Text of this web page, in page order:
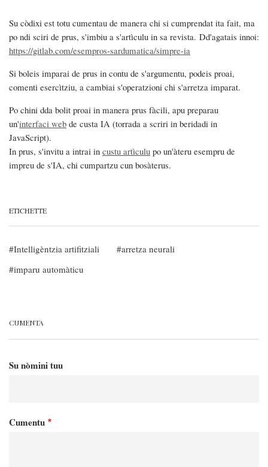
Su còdixi est totu cumentau de manera chi si cumprendat ita fait, ma
po ndi sciri de prus, s'imbiu a s'artìculu in sa revista. Dd'agatais innoi:
https://gitlab.com/esempros-sardumatica/simpre-ia
Si boleis imparai de prus in contu de s'argumentu, podeis proai,
comenti esercìtziu, a cambiai s'operatzioni chi s'arretza imparat.
Po chini dda bolit proai in manera prus fàcili, apu preparau
un'interfaci web de custa IA (torrada a scriri in beridadi in
JavaScript).
In prus, s'invitu a intrai in custu artìculu po un'àteru esempru de
impreu de s'IA, chi cumpartzu cun bosàterus.
ETICHETTE
Intelligèntzia artifitziali
arretza neurali
imparu automàticu
CUMENTA
Su nòmini tuu
Cumentu